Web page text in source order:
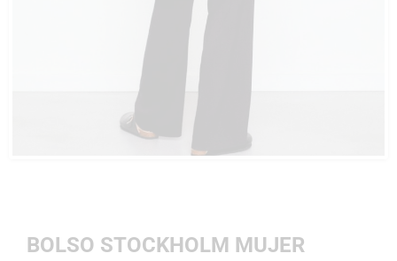
BOLSO STOCKHOLM MUJER